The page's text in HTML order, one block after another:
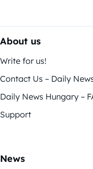
About us
Write for us!
Contact Us – Daily
Daily News Hungary –
Support
News